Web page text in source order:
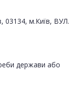
03134, м.Київ, ВУЛ.
держави або